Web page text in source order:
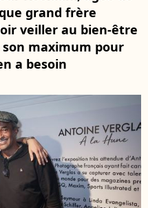
grand frère
veiller au bien-être
maximum pour
a besoin